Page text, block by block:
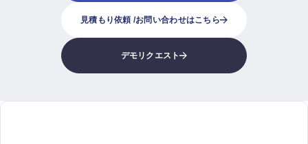
見積もり依頼 /お問い合わせはこちら
デモリクエスト